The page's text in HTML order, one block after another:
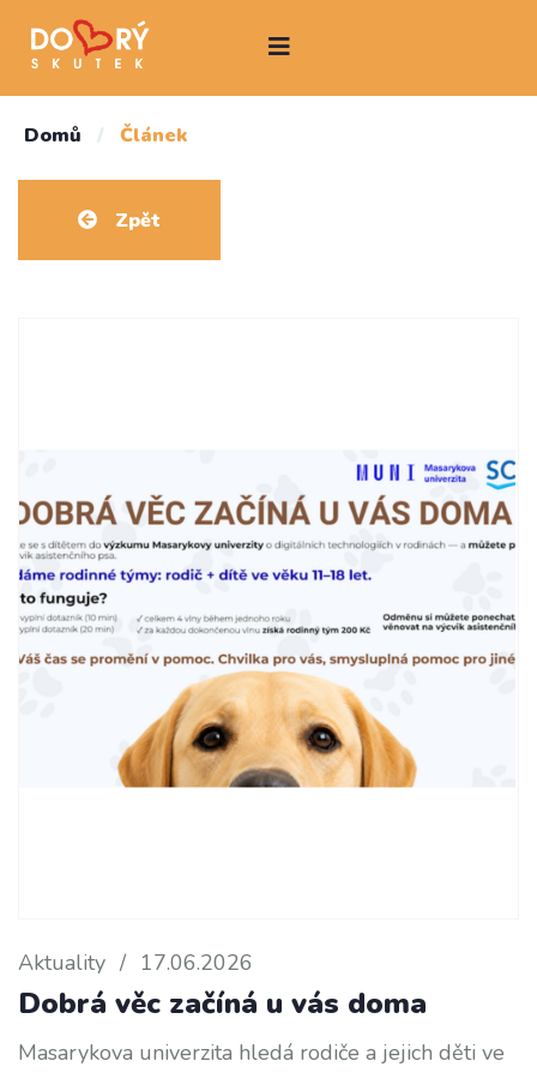
Domů / Článek
Zpět
Aktuality / 17.06.2026
Dobrá věc začíná u vás doma
Masarykova univerzita hledá rodiče a jejich děti ve